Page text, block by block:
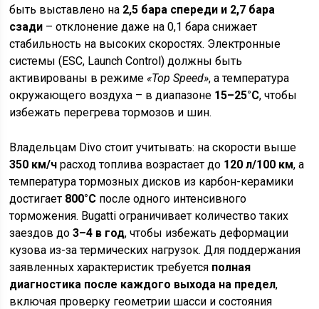
быть выставлено на 2,5 бара спереди и 2,7 бара
сзади – отклонение даже на 0,1 бара снижает
стабильность на высоких скоростях. Электронные
системы (ESC, Launch Control) должны быть
активированы в режиме«Top Speed», а температура
окружающего воздуха – в диапазоне 15–25°C, чтобы
избежать перегрева тормозов и шин.
Владельцам Divo стоит учитывать: на скорости выше
350 км/ч расход топлива возрастает до 120 л/100 км, а
температура тормозных дисков из карбон-керамики
достигает 800°C после одного интенсивного
торможения. Bugatti ограничивает количество таких
заездов до3–4 в год, чтобы избежать деформации
кузова из-за термических нагрузок. Для поддержания
заявленных характеристик требуется полная
диагностика после каждого выхода на предел,
включая проверку геометрии шасси и состояния